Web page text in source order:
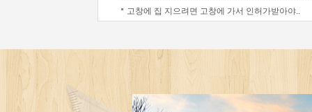
고창에 집 지으려면 고창에 가서 인허가받아야..